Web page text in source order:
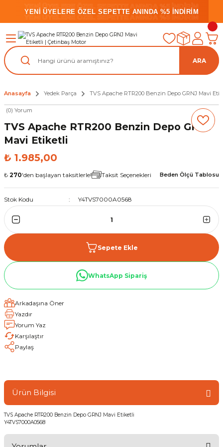
YENİ ÜYELERE ÖZEL SEPETTE ANINDA %5 İNDİRİM
YENİ ÜYELERE ÖZEL SEPETTE ANINDA %5 İNDİRİM
YENİ ÜYELERE ÖZEL SEPETTE ANINDA %5 İNDİRİM
ARA
Anasayfa Yedek Parça TVS Apache RTR200 Benzin Depo GRNJ Mavi
(0) Yorum
TVS Apache RTR200 Benzin Depo GRNJ
Mavi Etiketli
₺ 1.985,00
₺ 270'den başlayan taksitlerle! Taksit Seçenekleri Beden Ölçü Tablosu
Stok Kodu Y4TVS7000A0568
Sepete Ekle
WhatsApp Sipariş
Arkadaşına Öner
Yazdır
Yorum Yaz
Karşılaştır
Paylaş
Ürün Bilgisi
TVS Apache RTR200 Benzin Depo GRNJ Mavi Etiketli
Y4TVS7000A0568